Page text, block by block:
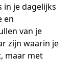
in je dagelijks
en
van je
zijn waarin je
maar met